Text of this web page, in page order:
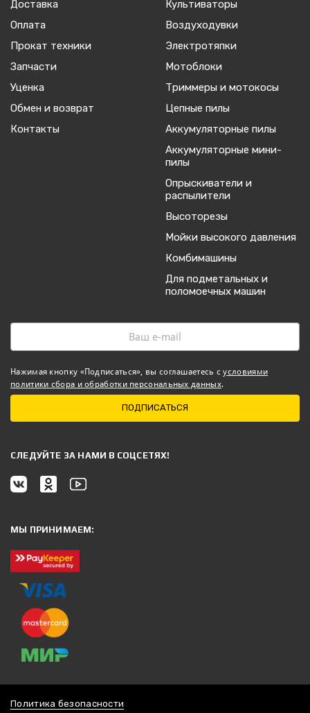
Доставка
Оплата
Прокат техники
Запчасти
Уценка
Обмен и возврат
Контакты
Культиваторы
Воздуходувки
Электротяпки
Мотоблоки
Триммеры и мотокосы
Цепные пилы
Аккумуляторные пилы
Аккумуляторные мини-
пилы
Опрыскиватели и
распылители
Высоторезы
Мойки высокого давления
Комбимашины
Для подметальных и
поломоечных машин
Нажимая кнопку «Подписаться», вы соглашаетесь сусловиями
политики сбора и обработки персональных данных.
ПОДПИСАТЬСЯ
CЛЕДУЙТЕ ЗА НАМИ В СОЦСЕТЯХ!
МЫ ПРИНИМАЕМ:
Политика безопасности